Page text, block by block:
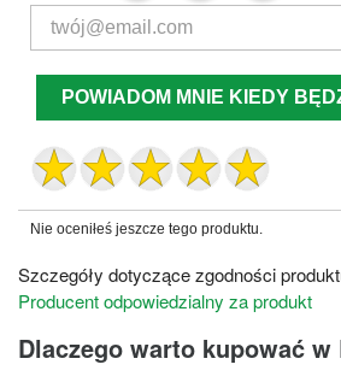
POWIADOM MNIE KIEDY
Nie oceniłeś jeszcze tego produktu.
Szczegóły dotyczące zgodności
Producent odpowiedzialny za produkt
Dlaczego warto kupować